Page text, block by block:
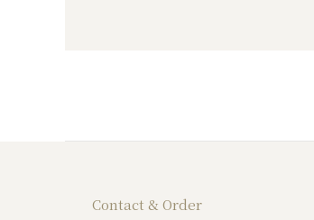
Contact & Order